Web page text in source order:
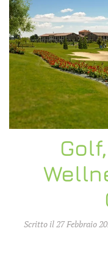
Scritto il27 Febbraio